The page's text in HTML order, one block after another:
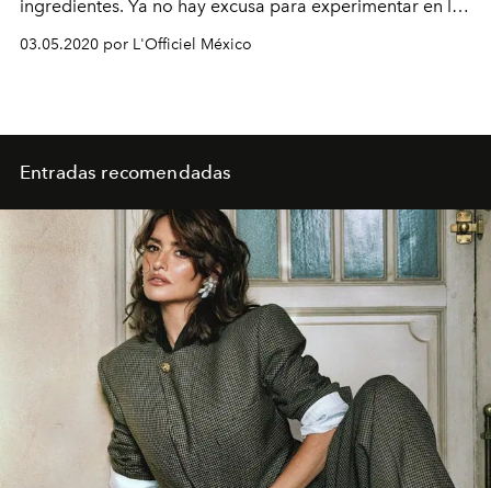
ingredientes. Ya no hay excusa para experimentar en la
03.05.2020 por L'Officiel México
Entradas recomendadas